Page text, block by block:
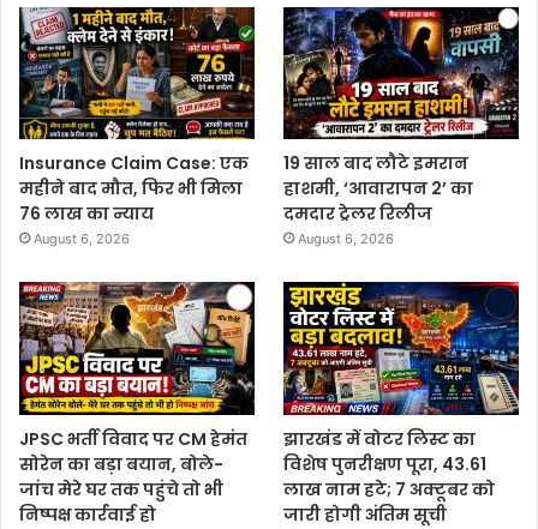
Insurance Claim Case: एक
महीने बाद मौत, फिर भी मिला
76 लाख का न्याय
August 6, 2026
19 साल बाद लौटे इमरान
हाशमी, ‘आवारापन 2’ का
दमदार ट्रेलर रिलीज
August 6, 2026
JPSC भर्ती विवाद पर CM हेमंत
सोरेन का बड़ा बयान, बोले-
जांच मेरे घर तक पहुंचे तो भी
निष्पक्ष कार्रवाई हो
झारखंड में वोटर लिस्ट का
विशेष पुनरीक्षण पूरा, 43.61
लाख नाम हटे; 7 अक्टूबर को
जारी होगी अंतिम सूची